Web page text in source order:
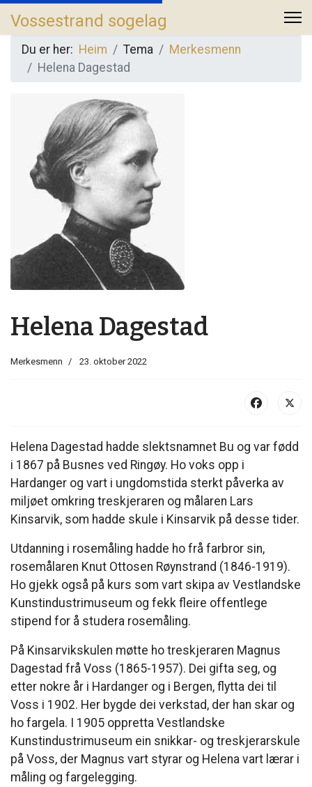
Vossestrand sogelag
Du er her: Heim Tema
Merkesmenn
Helena Dagestad
Helena Dagestad
Merkesmenn 23. oktober 2022
Helena Dagestad hadde slektsnamnet Bu og var fødd
i 1867 på Busnes ved Ringøy. Ho voks opp i
Hardanger og vart i ungdomstida sterkt påverka av
miljøet omkring treskjeraren og målaren Lars
Kinsarvik, som hadde skule i Kinsarvik på desse tider.
Utdanning i rosemåling hadde ho frå farbror sin,
rosemålaren Knut Ottosen Røynstrand (1846-1919).
Ho gjekk også på kurs som vart skipa av Vestlandske
Kunstindustrimuseum og fekk fleire offentlege
stipend for å studera rosemåling.
På Kinsarvikskulen møtte ho treskjeraren Magnus
Dagestad frå Voss (1865-1957). Dei gifta seg, og
etter nokre år i Hardanger og i Bergen, flytta dei til
Voss i 1902. Her bygde dei verkstad, der han skar og
ho fargela. I 1905 oppretta Vestlandske
Kunstindustrimuseum ein snikkar- og treskjerarskule
på Voss, der Magnus vart styrar og Helena vart lærar i
måling og fargelegging.